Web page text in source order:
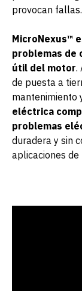
provocan fallas.
MicroNexus™
problemas de
útil del motor.
de puesta a
mantenimiento
eléctrica
problemas
duradera y sin
aplicaciones